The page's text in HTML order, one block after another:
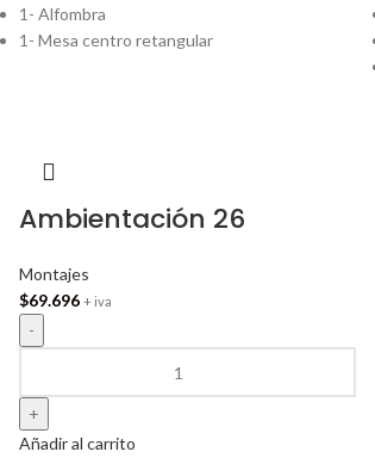
1- Alfombra
1- Mesa centro retangular
Ambientación 26
Montajes
$69.696 + iva
Añadir al carrito